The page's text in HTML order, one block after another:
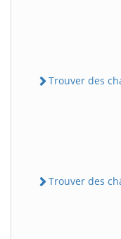
Trouver des
Trouver des